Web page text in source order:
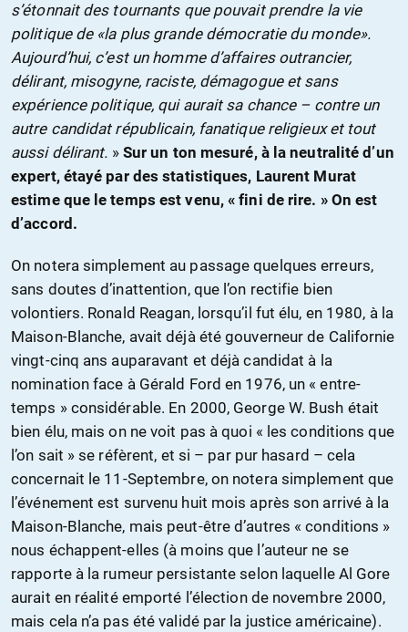
s’étonnait des tournants que pouvait prendre la vie
politique de «la plus grande démocratie du monde».
Aujourd’hui, c’est un homme d’affaires outrancier,
délirant, misogyne, raciste, démagogue et sans
expérience politique, qui aurait sa chance – contre un
autre candidat républicain, fanatique religieux et tout
aussi délirant. » Sur un ton mesuré, à la neutralité d’un
expert, étayé par des statistiques, Laurent Murat
estime que le temps est venu, « fini de rire. » On est
d’accord.
On notera simplement au passage quelques erreurs,
sans doutes d’inattention, que l’on rectifie bien
volontiers. Ronald Reagan, lorsqu’il fut élu, en 1980, à la
Maison-Blanche, avait déjà été gouverneur de Californie
vingt-cinq ans auparavant et déjà candidat à la
nomination face à Gérald Ford en 1976, un « entre-
temps » considérable. En 2000, George W. Bush était
bien élu, mais on ne voit pas à quoi « les conditions que
l’on sait » se réfèrent, et si – par pur hasard – cela
concernait le 11-Septembre, on notera simplement que
l’événement est survenu huit mois après son arrivé à la
Maison-Blanche, mais peut-être d’autres « conditions »
nous échappent-elles (à moins que l’auteur ne se
rapporte à la rumeur persistante selon laquelle Al Gore
aurait en réalité emporté l’élection de novembre 2000,
mais cela n’a pas été validé par la justice américaine).